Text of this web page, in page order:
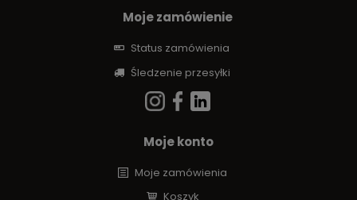
Moje zamówienie
Status zamówienia
Śledzenie przesyłki
Moje konto
Moje zamówienia
Koszyk